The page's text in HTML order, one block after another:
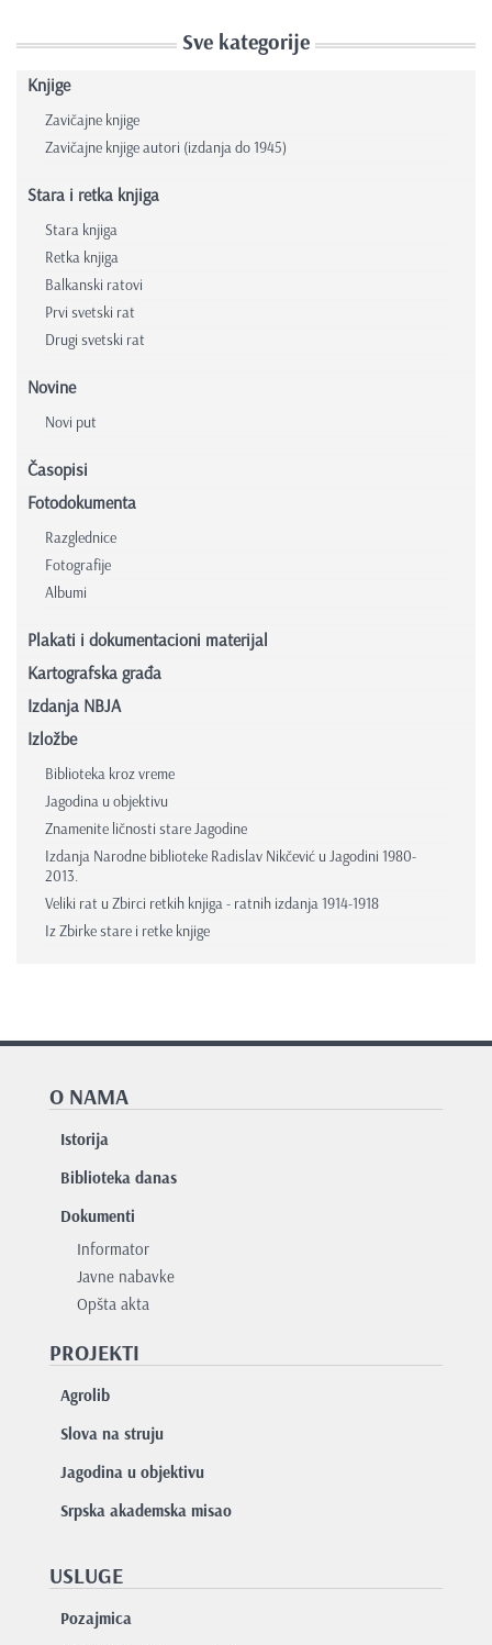
Sve kategorije
Knjige
Zavičajne knjige
Zavičajne knjige autori (izdanja do 1945)
Stara i retka knjiga
Stara knjiga
Retka knjiga
Balkanski ratovi
Prvi svetski rat
Drugi svetski rat
Novine
Novi put
Časopisi
Fotodokumenta
Razglednice
Fotografije
Albumi
Plakati i dokumentacioni materijal
Kartografska građa
Izdanja NBJA
Izložbe
Biblioteka kroz vreme
Jagodina u objektivu
Znamenite ličnosti stare Jagodine
Izdanja Narodne biblioteke Radislav Nikčević u Jagodini 1980-
2013.
Veliki rat u Zbirci retkih knjiga - ratnih izdanja 1914-1918
Iz Zbirke stare i retke knjige
O NAMA
Istorija
Biblioteka danas
Dokumenti
Informator
Javne nabavke
Opšta akta
PROJEKTI
Agrolib
Slova na struju
Jagodina u objektivu
Srpska akademska misao
USLUGE
Pozajmica